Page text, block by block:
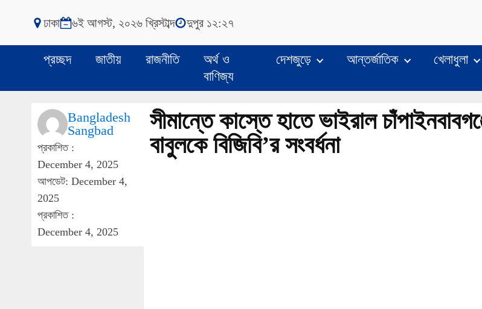
ঢাকা ৬ই আগস্ট, ২০২৬ খ্রিস্টাব্দ দুপুর ১২:২৭
প্রচ্ছদ জাতীয় রাজনীতি
অর্থ ও
বাণিজ্য
দেশজুড়ে আন্তর্জাতিক খেলাধুলা
Bangladesh
Sangbad
প্রকাশিত :
December 4, 2025
আপডেট: December 4,
2025
প্রকাশিত :
December 4, 2025
সীমান্তে কাস্তে হাতে ভাইরাল
বাবুলকে বিজিবি’র সংবর্ধনা